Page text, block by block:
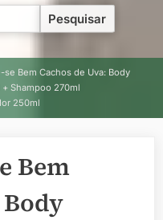
Bem Cachos de Uva: Body
Shampoo 270ml
250ml
Bem